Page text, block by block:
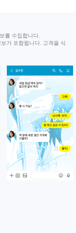
를 수집합니다.
가 포함됩니다. 고객을 식